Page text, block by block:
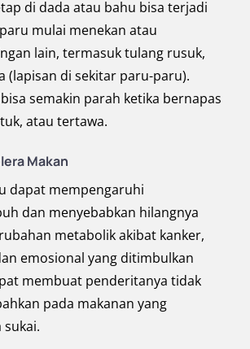
di dada atau bahu bisa terjadi
mulai menekan atau
lain, termasuk tulang rusuk,
(lapisan di sekitar paru-paru).
semakin parah ketika bernapas
atau tertawa.
Makan
dapat mempengaruhi
dan menyebabkan hilangnya
metabolik akibat kanker,
emosional yang ditimbulkan
membuat penderitanya tidak
pada makanan yang
sukai.